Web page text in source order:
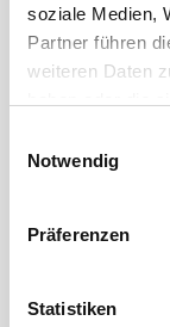
soziale Medien,
Partner führen
weiteren Daten
Notwendig
Präferenzen
Statistiken
Februar 2022
Januar 2022
Oktober 2021
August 2021
Juni 2021